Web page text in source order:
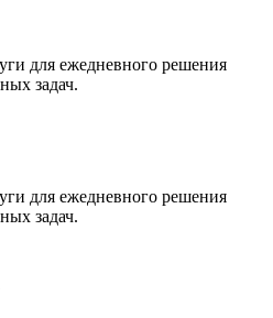
для ежедневного решения
задач.
для ежедневного решения
задач.